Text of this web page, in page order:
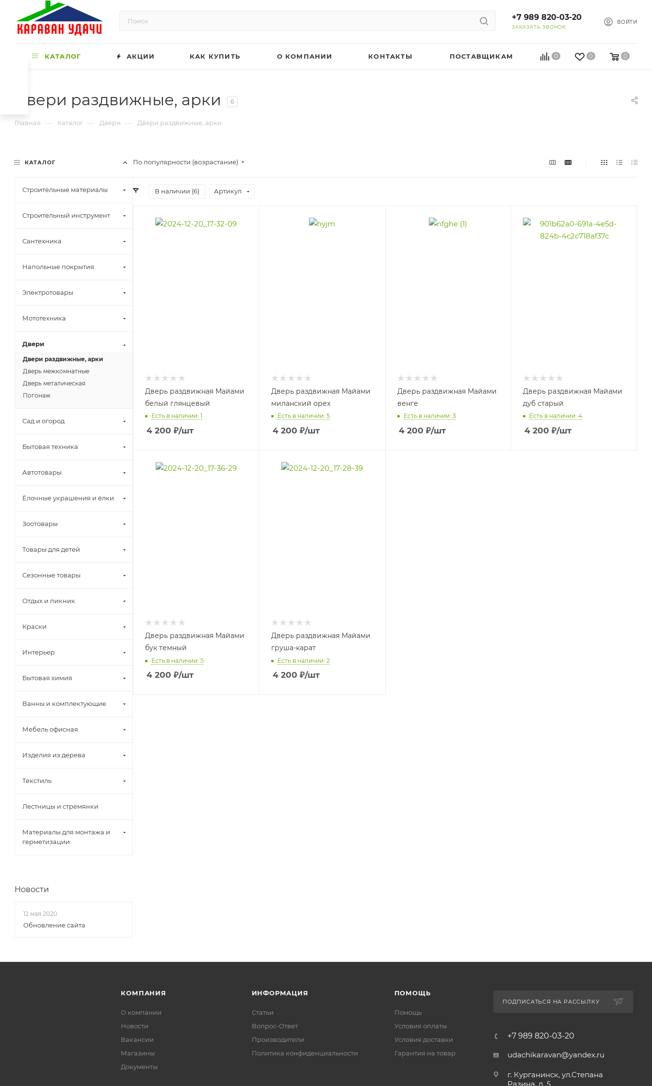
+7 989 820-03-20
ЗАКАЗАТЬ ЗВОНОК
ВОЙТИ
0 0 0
КАТАЛОГ АКЦИИ КАК КУПИТЬ О КОМПАНИИ КОНТАКТЫ ПОСТАВЩИКАМ
Двери раздвижные, арки 6
Главная — Каталог — Двери — Двери раздвижные, арки
По популярности (возрастание)
В наличии (6) Артикул
Дверь раздвижная Майами
белый глянцевый
Есть в наличии: 1
4 200 ₽/шт
Дверь раздвижная Майами
миланский орех
Есть в наличии: 5
4 200 ₽/шт
Дверь раздвижная Майами
венге
Есть в наличии: 3
4 200 ₽/шт
Дверь раздвижная Майами
дуб старый
Есть в наличии: 4
4 200 ₽/шт
Дверь раздвижная Майами
бук темный
Есть в наличии: 5
4 200 ₽/шт
Дверь раздвижная Майами
груша-карат
Есть в наличии: 2
4 200 ₽/шт
КАТАЛОГ
Строительные материалы
Строительный инструмент
Сантехника
Напольные покрытия
Электротовары
Мототехника
Двери
Двери раздвижные, арки
Дверь межкомнатные
Дверь металическая
Погонаж
Сад и огород
Бытовая техника
Автотовары
Ёлочные украшения и ёлки
Зоотовары
Товары для детей
Сезонные товары
Отдых и пикник
Краски
Интерьер
Бытовая химия
Ванны и комплектующие
Мебель офисная
Изделия из дерева
Текстиль
Лестницы и стремянки
Материалы для монтажа и
герметизации
Новости
12 мая 2020
Обновление сайта
КОМПАНИЯ
О компании
Новости
Вакансии
Магазины
Документы
ИНФОРМАЦИЯ
Статьи
Вопрос-Ответ
Производители
Политика конфиденциальности
ПОМОЩЬ
Помощь
Условия оплаты
Условия доставки
Гарантия на товар
ПОДПИСАТЬСЯ НА РАССЫЛКУ
+7 989 820-03-20
udachikaravan@yandex.ru
г. Курганинск, ул.Степана
Разина, д. 5